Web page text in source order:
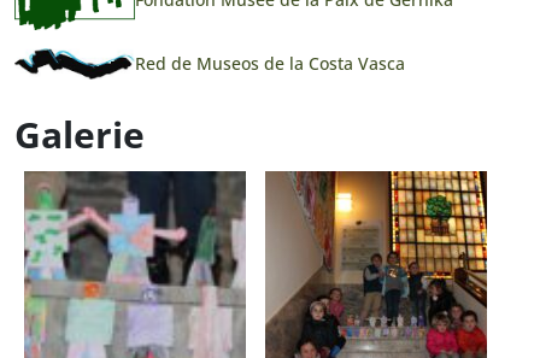
Red de Museos de la Costa Vasca
Galerie